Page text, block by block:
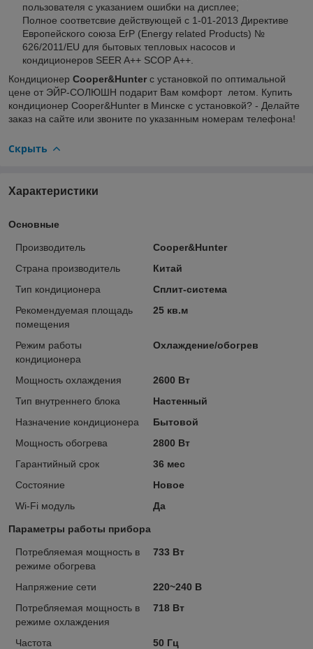
пользователя с указанием ошибки на дисплее;
Полное соответсвие действующей c 1-01-2013 Директиве
Европейского союза ErP (Energy related Products) №
626/2011/EU для бытовых тепловых насосов и
кондиционеров SEER A++ SCOP A++.
Кондиционер Cooper&Hunter с установкой по оптимальной
цене от ЭЙР-СОЛЮШН подарит Вам комфорт летом. Купить
кондиционер Cooper&Hunter в Минске с установкой? - Делайте
заказ на сайте или звоните по указанным номерам телефона!
Скрыть
Характеристики
Основные
Производитель
Cooper&Hunter
Страна производитель
Китай
Тип кондиционера
Сплит-система
Рекомендуемая площадь
помещения
25 кв.м
Режим работы
кондиционера
Охлаждение/обогрев
Мощность охлаждения
2600 Вт
Тип внутреннего блока
Настенный
Назначение кондиционера
Бытовой
Мощность обогрева
2800 Вт
Гарантийный срок
36 мес
Состояние
Новое
Wi-Fi модуль
Да
Параметры работы прибора
Потребляемая мощность в
режиме обогрева
733 Вт
Напряжение сети
220~240 В
Потребляемая мощность в
режиме охлаждения
718 Вт
Частота 50 Гц